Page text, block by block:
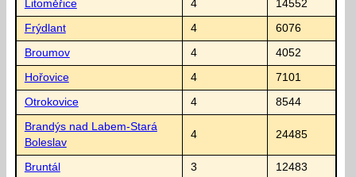
Litoměřice 4 14552
Frýdlant 4 6076
Broumov 4 4052
Hořovice 4 7101
Otrokovice 4 8544
Brandýs nad Labem-Stará
Boleslav
4 24485
Bruntál 3 12483